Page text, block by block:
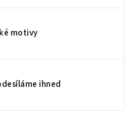
motivy
ihned